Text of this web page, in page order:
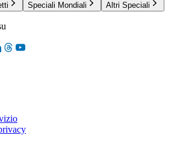
Speciali Mondiali Altri Speciali